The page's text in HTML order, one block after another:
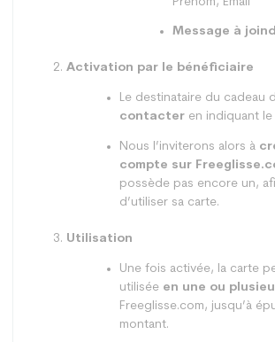
Message à
Activation par le bénéficiaire
Le destinataire du cadeau
contacter en indiquant
Nous l’inviterons alors à
compte sur
possède pas encore un,
d’utiliser sa carte.
Utilisation
Une fois activée, la carte
utilisée en une ou
Freeglisse.com, jusqu’à
montant.